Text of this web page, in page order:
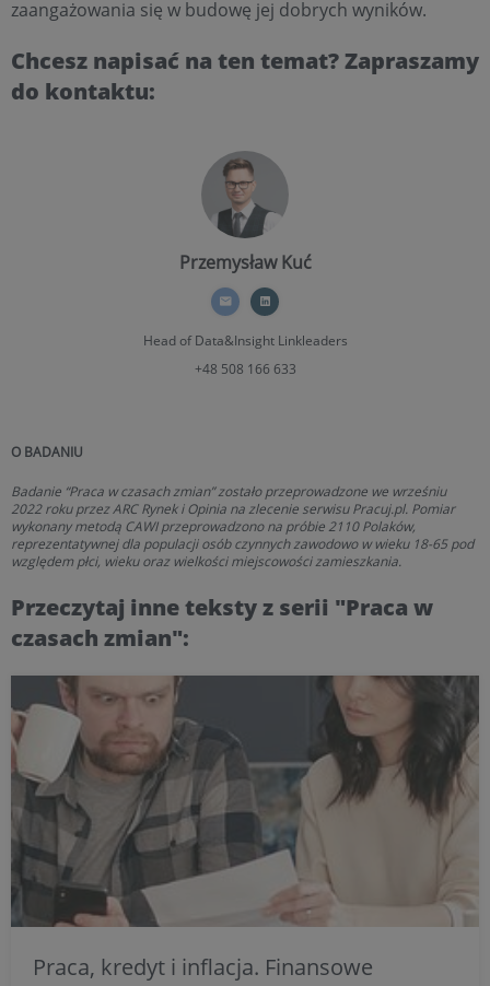
zaangażowania się w budowę jej dobrych wyników.
Chcesz napisać na ten temat? Zapraszamy
do kontaktu:
Przemysław Kuć
Head of Data&InsightLinkleaders
+48 508 166 633
O BADANIU
Badanie “Praca w czasach zmian” zostało przeprowadzone we wrześniu
2022 roku przez ARC Rynek i Opinia na zlecenie serwisu Pracuj.pl. Pomiar
wykonany metodą CAWI przeprowadzono na próbie 2110 Polaków,
reprezentatywnej dla populacji osób czynnych zawodowo w wieku 18-65 pod
względem płci, wieku oraz wielkości miejscowości zamieszkania.
Przeczytaj inne teksty z serii "Praca w
czasach zmian":
Praca, kredyt i inflacja. Finansowe